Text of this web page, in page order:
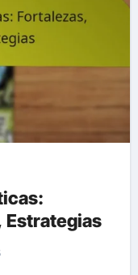
Estrategias